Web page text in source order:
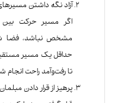
آزاد نگه داشتن
اگر مسیر حرکت بین
مشخص نباشد، فضا
حداقل یک مسیر
تا رفت‌وآمد راحت انجام
پرهیز از قرار دادن